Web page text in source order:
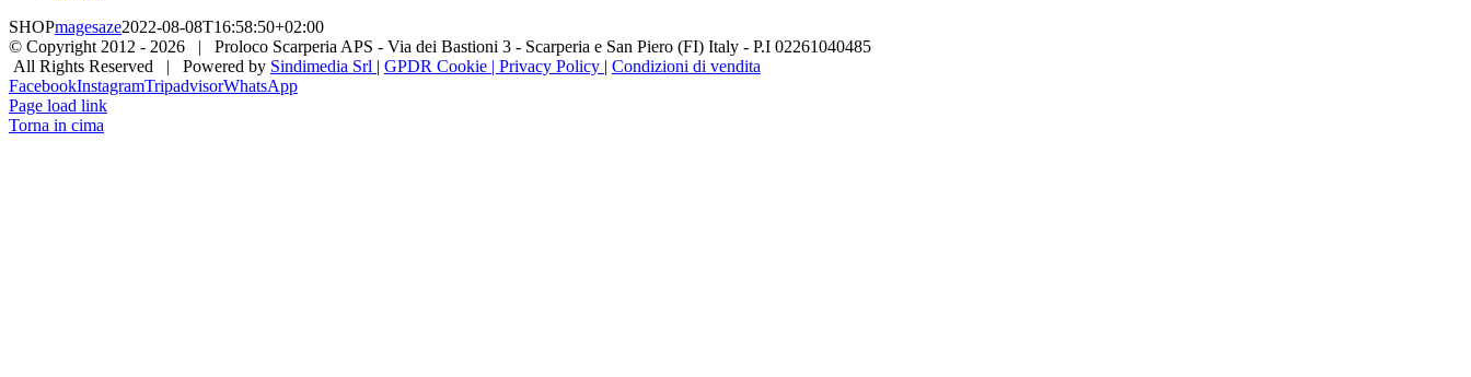
SHOPmagesaze2022-08-08T16:58:50+02:00
© Copyright 2012 - 2026 | Proloco Scarperia APS - Via dei Bastioni 3 - Scarperia e San Piero (FI) Italy - P.I 02261040485
All Rights Reserved | Powered by Sindimedia Srl | GPDR Cookie | Privacy Policy | Condizioni di vendita
FacebookInstagramTripadvisorWhatsApp
Page load link
Torna in cima